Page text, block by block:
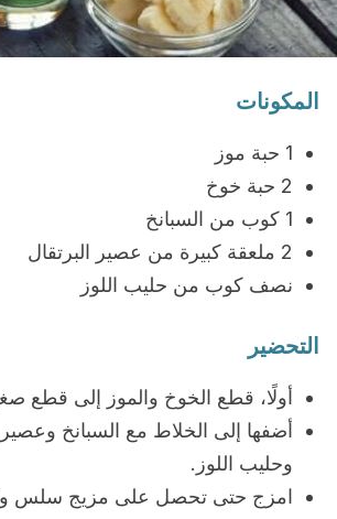
المكونات
1 حبة موز
2 حبة خوخ
1 كوب من السبانخ
2 ملعقة كبيرة من عصير البرتقال
نصف كوب من حليب اللوز
التحضير
أولًا، قطع الخوخ والموز إلى قطع
أضفها إلى الخلاط مع السبانخ وعصير
وحليب اللوز.
امزج حتى تحصل على مزيج سلس